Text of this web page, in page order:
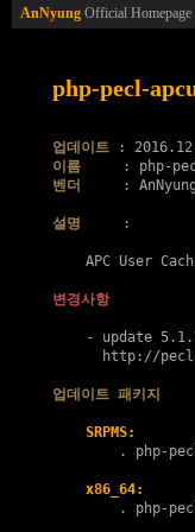
AnNyung Official Homepage
php-pecl-
업데이트
이름
벤더
:
설명
     :
APC User
변경사항
- update
http://
업데이트 패키지
SRPMS:
        .
php-
x86_64:
        .
php-